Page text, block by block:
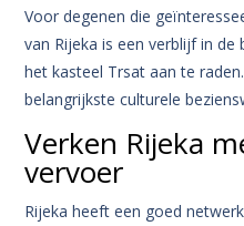
Voor degenen die
van Rijeka is een verblijf in
het kasteel Trsat aan te
belangrijkste culturele
Verken Rijeka
vervoer
Rijeka heeft een goed